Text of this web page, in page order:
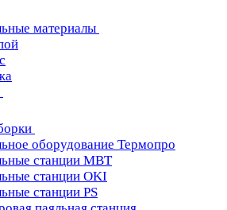
материалы
оборудование Термопро
станции MBT
станции OKI
станции PS